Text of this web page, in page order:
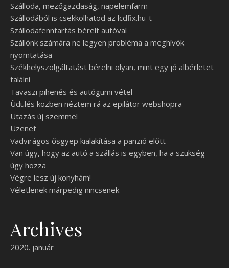
Szálloda, mezőgazdaság, napelemfarm
Szállodából is csekkolhatod az lcdfix.hu-t
Szállodafenntartás bérelt autóval
Szállónk számára ne legyen probléma a meghívók
nyomtatása
Székhelyszolgáltatást bérelni olyan, mint egy jó albérletet
találni
Tavaszi pihenés és autógumi vétel
Üdülés közben néztem rá az epilátor webshopra
Utazás új szemmel
Üzenet
Vadvirágos ősgyep kialakítása a panzió előtt
Van úgy, hogy az autó a szállás is egyben, ha a szükség
úgy hozza
Végre lesz új konyhám!
Véletlenek márpedig nincsenek
Archives
2020. január